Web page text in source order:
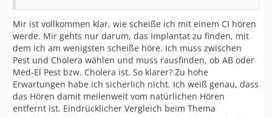
Mir ist vollkommen klar, wie scheiße ich mit einem CI hören
werde. Mir gehts nur darum, das Implantat zu finden, mit
dem ich am wenigsten scheiße höre. Ich muss zwischen
Pest und Cholera wählen und muss rausfinden, ob AB oder
Med-El Pest bzw. Cholera ist. So klarer? Zu hohe
Erwartungen habe ich sicherlich nicht. Ich weiß genau, dass
das Hören damit meilenweit vom natürlichen Hören
entfernt ist. Eindrücklicher Vergleich beim Thema